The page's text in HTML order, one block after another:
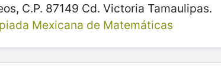
C.P. 87149 Cd. Victoria Tamaulipas.
Mexicana de Matemáticas